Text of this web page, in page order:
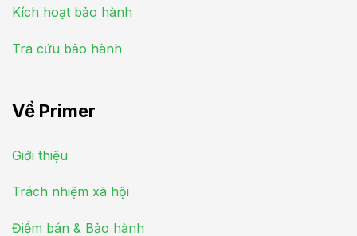
Kích hoạt bảo hành
Tra cứu bảo hành
Về Primer
Giới thiệu
Trách nhiệm xã hội
Điểm bán & Bảo hành